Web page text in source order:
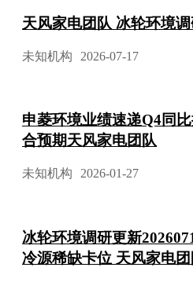
天风家电团队 冰轮环境
未知机构 2026-07-17
申菱环境业绩速递Q4同
合预期天风家电团队
未知机构 2026-01-27
冰轮环境调研更新
冷源稀缺卡位 天风家电团